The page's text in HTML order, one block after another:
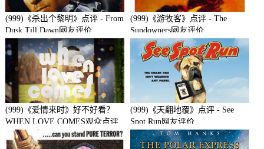
(999)《杀出个黎明》点评 - From
Dusk Till Dawn网友评价
(999)《游牧客》点评 - The
Sundowners网友评价
(999)《爱情来时》好不好看？
WHEN LOVE COMES观众点评
及剧本
(999)《天翻地覆》点评 - See
Spot Run网友评价